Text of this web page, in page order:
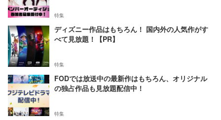
特集
ディズニー作品はもちろん！ 国内外の人気作がす
べて見放題！【PR】
特集
FODでは放送中の最新作はもちろん、オリジナル
の独占作品も見放題配信中！
特集